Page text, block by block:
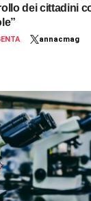
dei cittadini
annacmag